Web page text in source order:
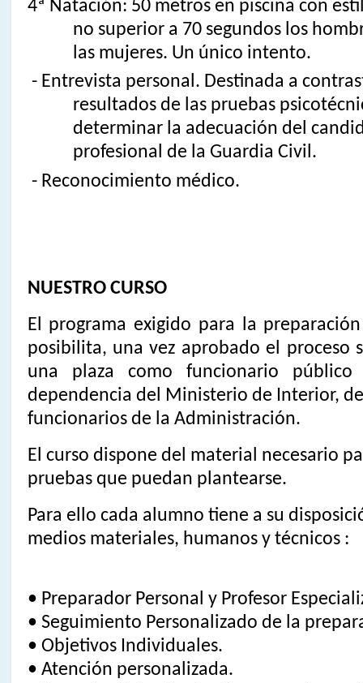
4ª Natación: 50 metros en piscina con
no superior a 70 segundos los
las mujeres. Un único intento.
- Entrevista personal. Destinada a
resultados de las pruebas
determinar la adecuación del
profesional de la Guardia Civil.
- Reconocimiento médico.
NUESTRO CURSO
El programa exigido para la
posibilita, una vez aprobado el proceso
una plaza como funcionario
dependencia del Ministerio de Interior,
funcionarios de la Administración.
El curso dispone del material necesario
pruebas que puedan plantearse.
Para ello cada alumno tiene a su
medios materiales, humanos y técnicos :
• Preparador Personal y Profesor
• Seguimiento Personalizado de la
• Objetivos Individuales.
• Atención personalizada.